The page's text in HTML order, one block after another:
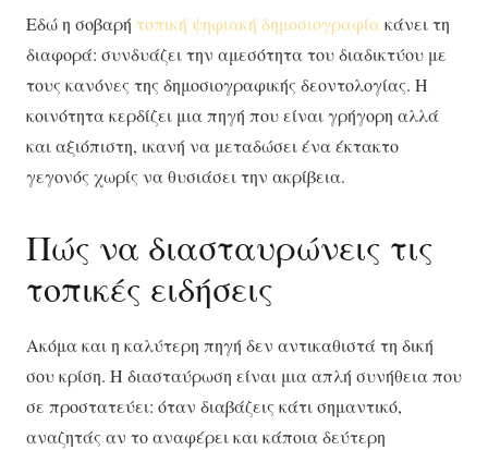
Εδώ η σοβαρή τοπική ψηφιακή δημοσιογραφίακάνει τη
διαφορά: συνδυάζει την αμεσότητα του διαδικτύου με
τους κανόνες της δημοσιογραφικής δεοντολογίας. Η
κοινότητα κερδίζει μια πηγή που είναι γρήγορη αλλά
και αξιόπιστη, ικανή να μεταδώσει ένα έκτακτο
γεγονός χωρίς να θυσιάσει την ακρίβεια.
Πώς να διασταυρώνεις τις
τοπικές ειδήσεις
Ακόμα και η καλύτερη πηγή δεν αντικαθιστά τη δική
σου κρίση. Η διασταύρωση είναι μια απλή συνήθεια που
σε προστατεύει: όταν διαβάζεις κάτι σημαντικό,
αναζητάς αν το αναφέρει και κάποια δεύτερη